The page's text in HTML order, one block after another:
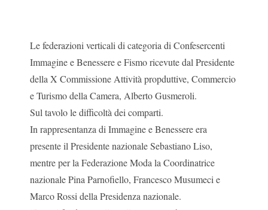
Le federazioni verticali di categoria di Confesercenti
Immagine e Benessere e Fismo ricevute dal Presidente
della X Commissione Attività propduttive, Commercio
e Turismo della Camera, Alberto Gusmeroli.
Sul tavolo le difficoltà dei comparti.
In rappresentanza di Immagine e Benessere era
presente il Presidente nazionale Sebastiano Liso,
mentre per la Federazione Moda la Coordinatrice
nazionale Pina Parnofiello, Francesco Musumeci e
Marco Rossi della Presidenza nazionale.